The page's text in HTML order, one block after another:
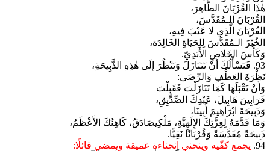
هٰذَا القُرْبَانَ الطَّاهِرَ،
القُرْبَانَ الـمُقَدَّسَ،
القُرْبَانَ الَّذِي لا عَيْبَ فِيهِ،
الخُبْزَ الـمُقَدَّسَ لِلحَيَاةِ الخَالِدَة،
وَكَأْسَ الخَلاصِ الأَبَدِيّ.
93. فَنَسْأَلُكَ أَنْ تَتَنَازَلَ وَتَنْظُرَ إلَى هٰذِهِ الذَّبِيحَةِ،
نَظْرَةَ العَطْفِ وَالرِّضَى:
وَأَنْ تَقْبَلَهَا كَمَا تَنَازَلْتَ فَقَبِلْتَ
قَرَابِينَ هَابِيلَ، عَبْدِكَ الصِّدِّيِقِ،
وَذَبِيحَةَ ابْرَاهِيمَ أَبِينَا،
وَمَا قَدَّمَهُ لِعِزَّتِكَ الإِلَهِيَّةِ، مَلْكِيصَادَقُ، كَاهِنُكَ الأَعْظَمُ،
ذَبِيحَةً مُقَدَّسَةً وَقُرْبَانًا نَقِيًّا.
94. يجمع كفّيه وينحني انحناءة عميقة ويمضي قائلًا: